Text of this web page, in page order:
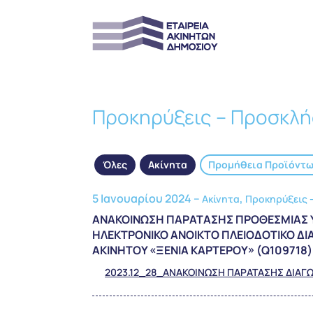
Προκηρύξεις –
Όλες Ακίνητα Προμήθεια
5 Ιανουαρίου 2024 – Ακίνητα, Προκηρύξεις
ΑΝΑΚΟΙΝΩΣΗ ΠΑΡΑΤΑΣΗΣ
ΗΛΕΚΤΡΟΝΙΚΟ ΑΝΟΙΚΤΟ ΠΛΕΙΟΔΟΤΙΚΟ
ΑΚΙΝΗΤΟΥ «ΞΕΝΙΑ ΚΑΡΤΕΡΟΥ» (Q109718)
2023.12_28_ΑΝΑΚΟΙΝΩΣΗ ΠΑΡΑΤΑΣΗΣ